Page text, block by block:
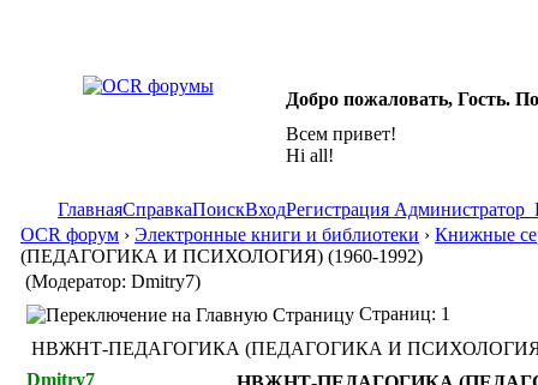
Добро пожаловать, Гость.
Всем привет!
Hi all!
ГлавнаяСправкаПоискВходРегистрация Администратор
OCR форум › Электронные книги и библиотеки › Книжные
(ПЕДАГОГИКА И ПСИХОЛОГИЯ) (1960-1992)
(Модератор: Dmitry7)
Страниц: 1
НВЖНТ-ПЕДАГОГИКА (ПЕДАГОГИКА И ПСИХОЛОГИЯ)
Dmitry7